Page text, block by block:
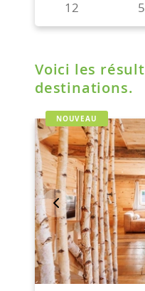
Voici les
destinations.